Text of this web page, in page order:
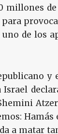
millones
de los
y
a matar